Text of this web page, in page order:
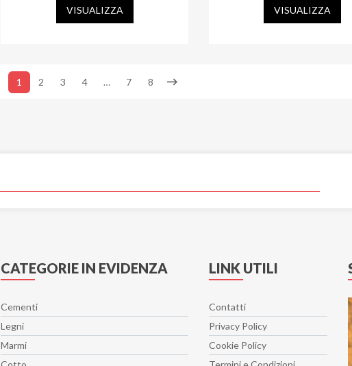
VISUALIZZA VISUALIZZA
1 2 3 4 … 7 8
CATEGORIE IN EVIDENZA
Cementi
Legni
Marmi
LINK UTILI
Contatti
Privacy Policy
Cookie Policy